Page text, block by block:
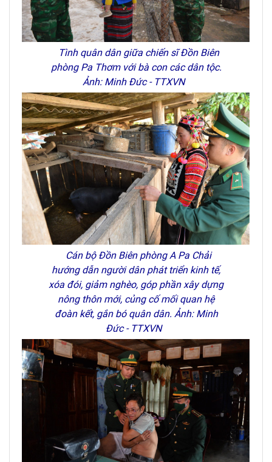
Tình quân dân giữa chiến sĩ Đồn Biên
phòng Pa Thơm với bà con các dân tộc.
Ảnh: Minh Đức - TTXVN
Cán bộ Đồn Biên phòng A Pa Chải
hướng dẫn người dân phát triển kinh tế,
xóa đói, giảm nghèo, góp phần xây dựng
nông thôn mới, củng cố mối quan hệ
đoàn kết, gắn bó quân dân. Ảnh: Minh
Đức - TTXVN